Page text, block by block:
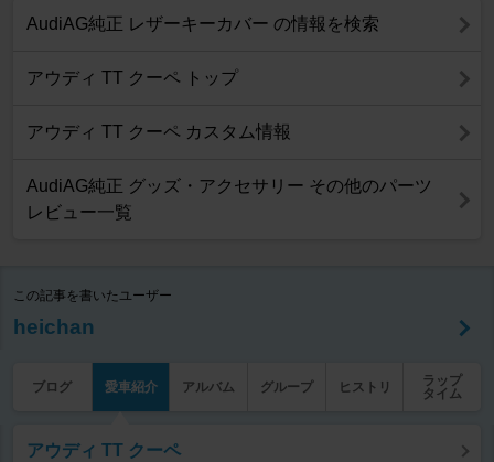
AudiAG純正 レザーキーカバー の情報を検索
アウディ TT クーペ トップ
アウディ TT クーペ カスタム情報
AudiAG純正 グッズ・アクセサリー その他のパーツ
レビュー一覧
この記事を書いたユーザー
heichan
ブログ 愛車紹介 アルバム グループ ヒストリ
ラップ
タイム
アウディ TT クーペ